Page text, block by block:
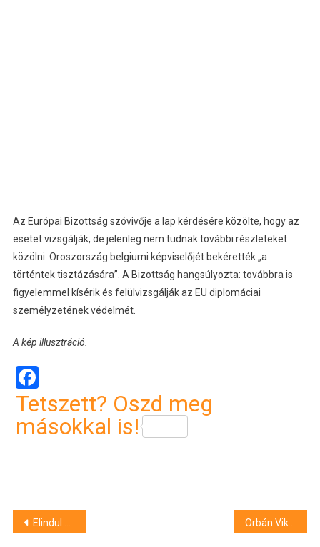
Az Európai Bizottság szóvivője a lap kérdésére közölte, hogy az
esetet vizsgálják, de jelenleg nem tudnak további részleteket
közölni. Oroszország belgiumi képviselőjét bekérették „a
történtek tisztázására”. A Bizottság hangsúlyozta: továbbra is
figyelemmel kísérik és felülvizsgálják az EU diplomáciai
személyzetének védelmét.
A kép illusztráció.
Facebook
Tetszett? Oszd meg
másokkal is!
Bejegyzés
Elindul a próbagyártás a Semcorp debreceni üzemében